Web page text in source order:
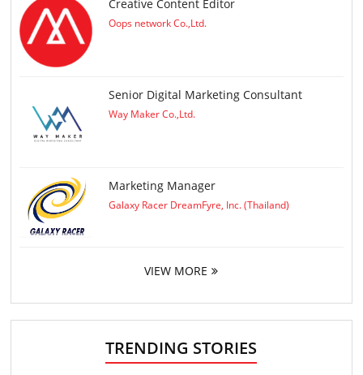
Creative Content Editor
Oops network Co.,Ltd.
Senior Digital Marketing Consultant
Way Maker Co.,Ltd.
Marketing Manager
Galaxy Racer DreamFyre, Inc. (Thailand)
VIEW MORE
TRENDING STORIES